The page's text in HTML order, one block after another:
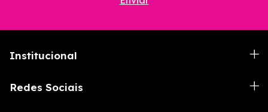
Institucional
Redes Sociais